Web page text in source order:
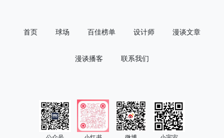
首页 球场 百佳榜单 设计师 漫谈文章
漫谈播客 联系我们